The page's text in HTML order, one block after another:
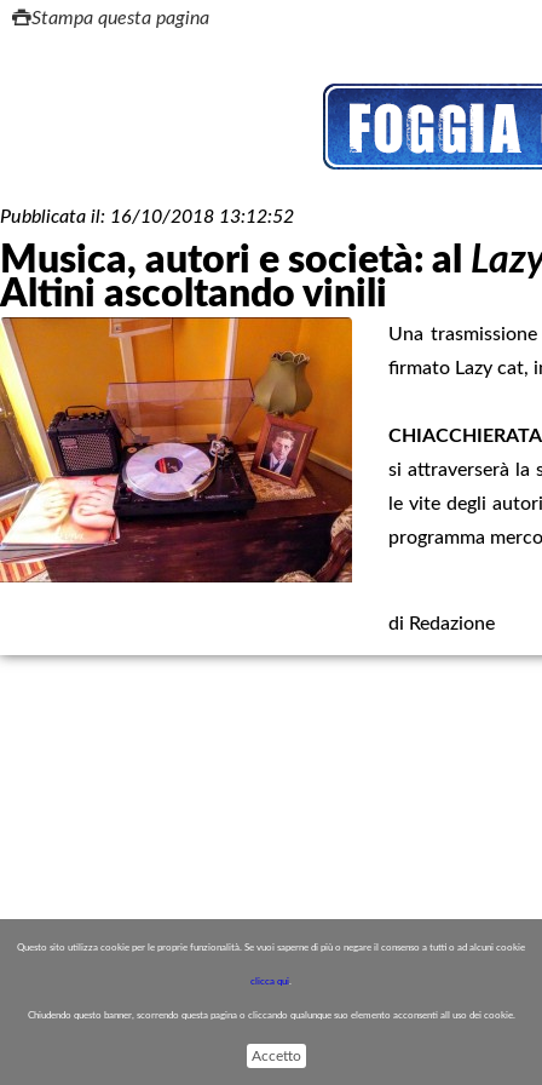
Questo sito utilizza cookie per le proprie funzionalità. Se vuoi saperne di più o negare il consenso a tutti o ad alcuni cookie
clicca qui.
Chiudendo questo banner, scorrendo questa pagina o cliccando qualunque suo elemento acconsenti all uso dei cookie.
Accetto
Stampa questa pagina
Pubblicata il: 16/10/2018 13:12:52
Musica, autori e società: al
Altini ascoltando vinili
Una
firmato Lazy cat,
si attraverserà la
le vite degli
programma
di Redazione